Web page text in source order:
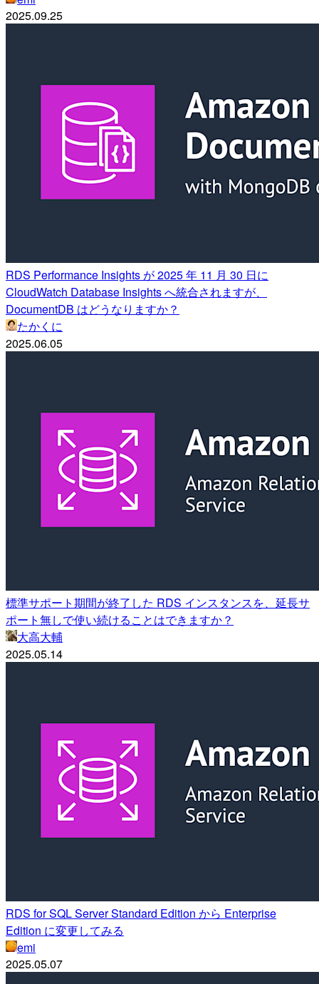
2025.09.25
RDS Performance Insights が 2025 年 11 月 30 日に
CloudWatch Database Insights へ統合されますが、
DocumentDB はどうなりますか？
たかくに
2025.06.05
標準サポート期間が終了した RDS インスタンスを、延長サ
ポート無しで使い続けることはできますか？
大高大輔
2025.05.14
RDS for SQL Server Standard Edition から Enterprise
Edition に変更してみる
emi
2025.05.07